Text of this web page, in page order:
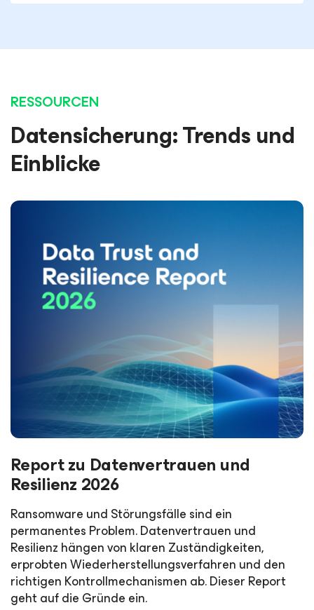
RESSOURCEN
Datensicherung: Trends und
Einblicke
Report zu Datenvertrauen und
Resilienz 2026
Ransomware und Störungsfälle sind ein
permanentes Problem. Datenvertrauen und
Resilienz hängen von klaren Zuständigkeiten,
erprobten Wiederherstellungsverfahren und den
richtigen Kontrollmechanismen ab. Dieser Report
geht auf die Gründe ein.​